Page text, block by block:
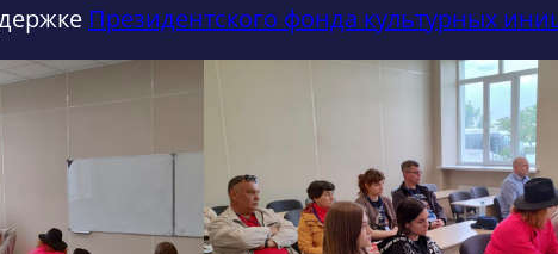
Президентского фонда культурных